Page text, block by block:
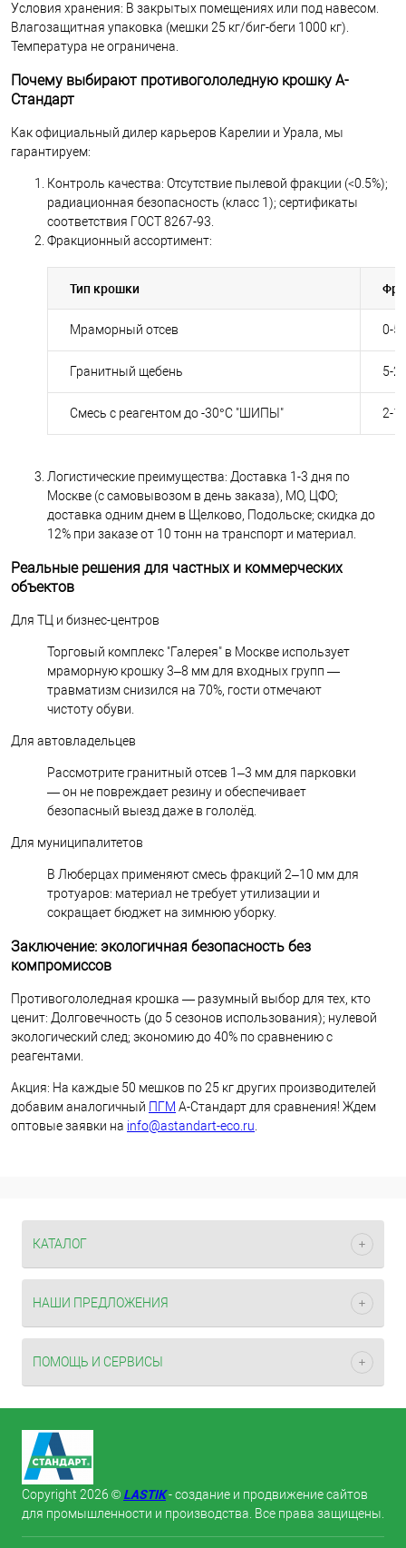
Условия хранения: В закрытых помещениях или под навесом.
Влагозащитная упаковка (мешки 25 кг/биг-беги 1000 кг).
Температура не ограничена.
Почему выбирают противогололедную крошку А-
Стандарт
Как официальный дилер карьеров Карелии и Урала, мы
гарантируем:
Контроль качества: Отсутствие пылевой фракции (<0.5%);
радиационная безопасность (класс 1); сертификаты
соответствия ГОСТ 8267-93.
Фракционный ассортимент:
Тип крошки
Мраморный отсев 0-5
Гранитный щебень 5-
Смесь с реагентом до -30°С "ШИПЫ" 2-
Логистические преимущества: Доставка 1-3 дня по
Москве (с самовывозом в день заказа), МО, ЦФО;
доставка одним днем в Щелково, Подольске; скидка до
12% при заказе от 10 тонн на транспорт и материал.
Реальные решения для частных и коммерческих
объектов
Для ТЦ и бизнес-центров
Торговый комплекс "Галерея" в Москве использует
мраморную крошку 3–8 мм для входных групп —
травматизм снизился на 70%, гости отмечают
чистоту обуви.
Для автовладельцев
Рассмотрите гранитный отсев 1–3 мм для парковки
— он не повреждает резину и обеспечивает
безопасный выезд даже в гололёд.
Для муниципалитетов
В Люберцах применяют смесь фракций 2–10 мм для
тротуаров: материал не требует утилизации и
сокращает бюджет на зимнюю уборку.
Заключение: экологичная безопасность без
компромиссов
Противогололедная крошка — разумный выбор для тех, кто
ценит: Долговечность (до 5 сезонов использования); нулевой
экологический след; экономию до 40% по сравнению с
реагентами.
Акция: На каждые 50 мешков по 25 кг других производителей
добавим аналогичный ПГМ А-Стандарт для сравнения! Ждем
оптовые заявки на info@astandart-eco.ru
КАТАЛОГ
НАШИ ПРЕДЛОЖЕНИЯ
ПОМОЩЬ И СЕРВИСЫ
Copyright 2026 © LASTIK- создание и продвижение сайтов
для промышленности и производства. Все права защищены.